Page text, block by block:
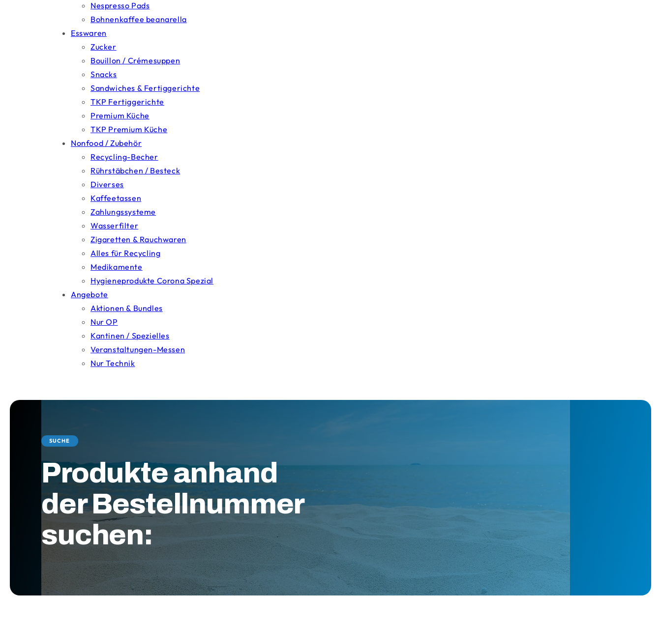
Nespresso Pads
Bohnenkaffee beanarella
Esswaren
Zucker
Bouillon / Crémesuppen
Snacks
Sandwiches & Fertiggerichte
TKP Fertiggerichte
Premium Küche
TKP Premium Küche
Nonfood / Zubehör
Recycling-Becher
Rührstäbchen / Besteck
Diverses
Kaffeetassen
Zahlungssysteme
Wasserfilter
Zigaretten & Rauchwaren
Alles für Recycling
Medikamente
Hygieneprodukte Corona Spezial
Angebote
Aktionen & Bundles
Nur OP
Kantinen / Spezielles
Veranstaltungen-Messen
Nur Technik
SUCHE
Produkte anhand
der Bestellnummer
suchen: